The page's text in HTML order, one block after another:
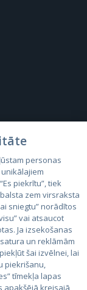
personas
piekrītu”, tiek
zem virsraksta
sniegtu” norādītos
vai atsaucot
Ja izsekošanas
un reklāmām
šai izvēlnei, lai
piekrišanu,
tīmekļa lapas
apakšējā kreisajā